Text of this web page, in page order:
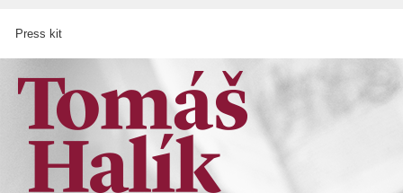
Press kit